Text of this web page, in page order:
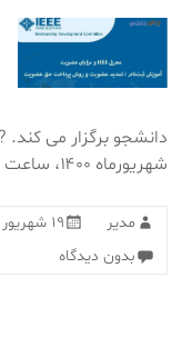
شهریورماه ۱۴۰۰، ساعت ۱۶:۰۰ الی
مدیر ۱۹ شهریور ۱۴۰۰
بدون دیدگاه